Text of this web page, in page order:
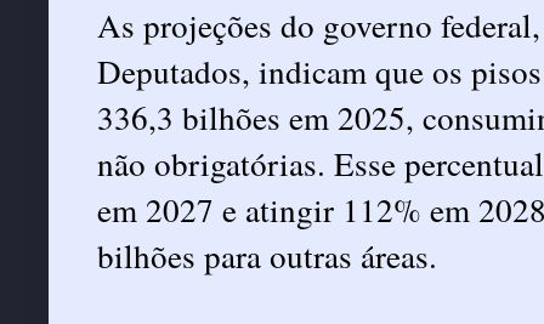
As projeções do governo
Deputados, indicam que os
336,3 bilhões em 2025,
não obrigatórias. Esse
em 2027 e atingir 112% em
bilhões para outras áreas.